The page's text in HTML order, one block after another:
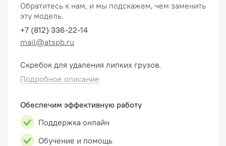
Скребок для удаления липких грузов.
Подробное описание
Обеспечим эффективную работу
Поддержка онлайн
Обучение и помощь
Обратитесь к нам, и мы подскажем, чем заменить
эту модель.
+7 (812) 336-22-14
mail@atspb.ru